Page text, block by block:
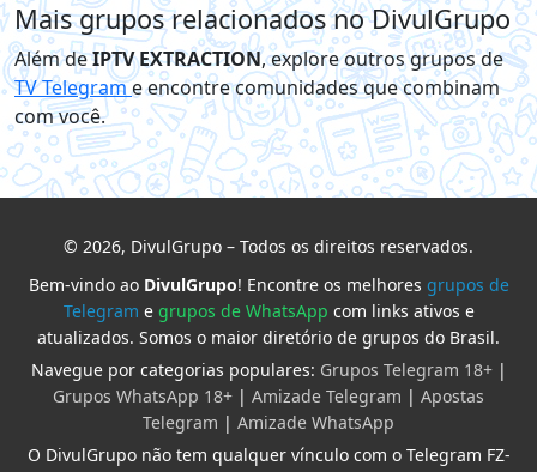
Mais grupos relacionados no DivulGrupo
Além deIPTV EXTRACTION, explore outros grupos de
TV Telegrame encontre comunidades que combinam
com você.
© 2026, DivulGrupo – Todos os direitos reservados.
Bem-vindo ao DivulGrupo! Encontre os melhores grupos de
Telegram e grupos de WhatsApp com links ativos e
atualizados. Somos o maior diretório de grupos do Brasil.
Navegue por categorias populares: Grupos Telegram 18+|
Grupos WhatsApp 18+ | Amizade Telegram | Apostas
Telegram | Amizade WhatsApp
O DivulGrupo não tem qualquer vínculo com o Telegram FZ-